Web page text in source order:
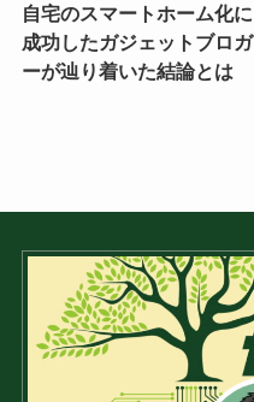
自宅のスマートホーム化に
成功したガジェットブロガ
ーが辿り着いた結論とは